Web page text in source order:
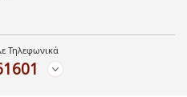
Τηλεφωνικά